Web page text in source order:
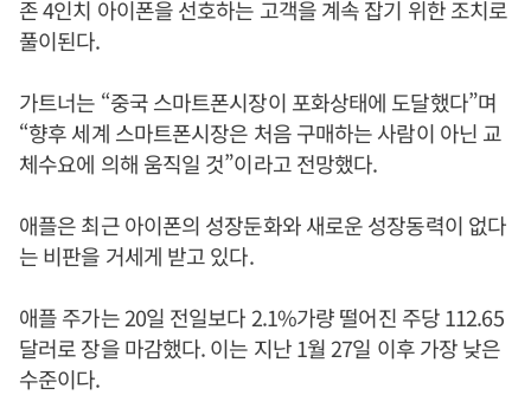
존 4인치 아이폰을 선호하는 고객을 계속 잡기 위한 조치로
풀이된다.
가트너는 “중국 스마트폰시장이 포화상태에 도달했다”며
“향후 세계 스마트폰시장은 처음 구매하는 사람이 아닌 교
체수요에 의해 움직일 것”이라고 전망했다.
애플은 최근 아이폰의 성장둔화와 새로운 성장동력이 없다
는 비판을 거세게 받고 있다.
애플 주가는 20일 전일보다 2.1%가량 떨어진 주당 112.65
달러로 장을 마감했다. 이는 지난 1월 27일 이후 가장 낮은
수준이다.